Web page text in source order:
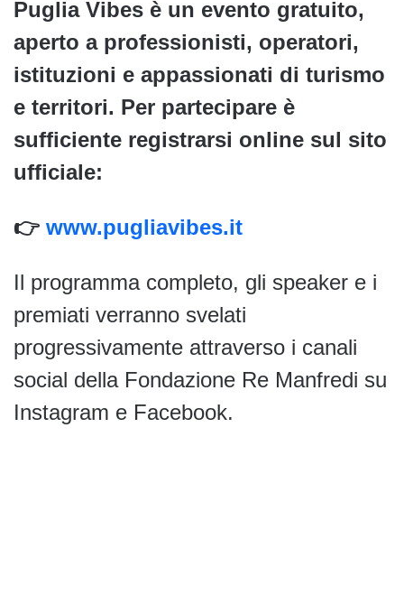
Puglia Vibes è un evento gratuito,
aperto a professionisti, operatori,
istituzioni e appassionati di turismo
e territori. Per partecipare è
sufficiente registrarsi online sul sito
ufficiale:
👉 www.pugliavibes.it
Il programma completo, gli speaker e i
premiati verranno svelati
progressivamente attraverso i canali
social della Fondazione Re Manfredi su
Instagram e Facebook.